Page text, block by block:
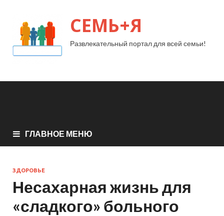
СЕМЬ+Я
Развлекательный портал для всей семьи!
ГЛАВНОЕ МЕНЮ
ЗДОРОВЬЕ
Несахарная жизнь для
«сладкого» больного